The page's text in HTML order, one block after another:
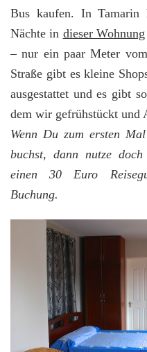
Bus kaufen. In
Nächte in dieser Wohnung
– nur ein paar Meter
Straße gibt es kleine
ausgestattet und es gibt
dem wir gefrühstückt und
Wenn Du zum ersten
buchst, dann nutze doch
einen 30 Euro
Buchung.